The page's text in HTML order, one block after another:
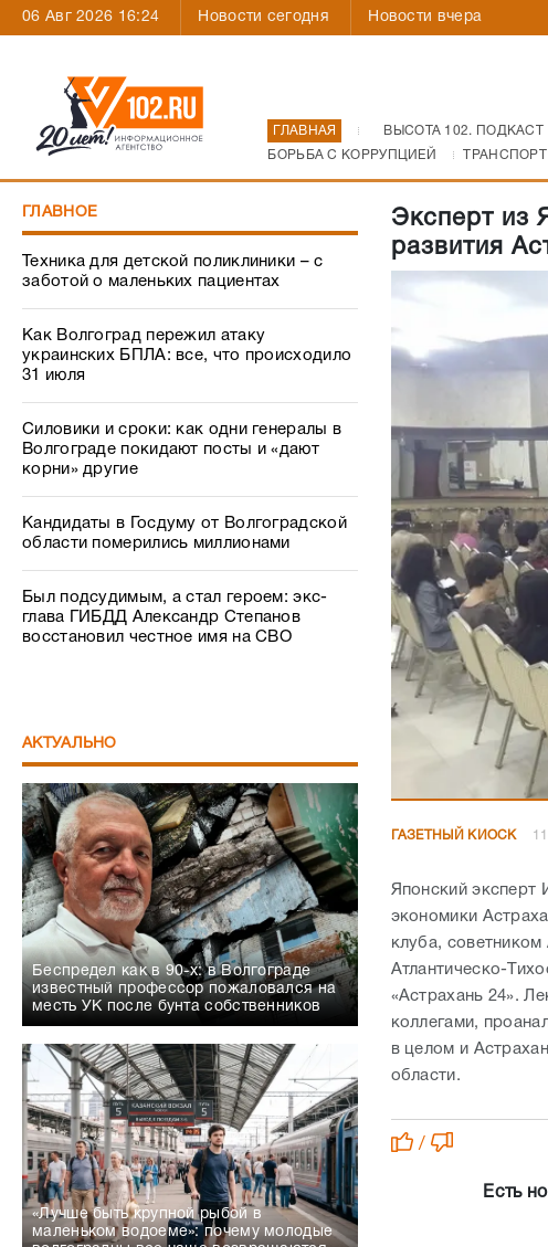
06 Авг 2026 16:24 Новости сегодня Новости вчера
ГЛАВНАЯ ВЫСОТА 102. ПОДКАСТ
БОРЬБА С КОРРУПЦИЕЙ
ТРАНСПОРТ
ГЛАВНОЕ
Техника для детской поликлиники – с
заботой о маленьких пациентах
Как Волгоград пережил атаку
украинских БПЛА: все, что происходило
31 июля
Силовики и сроки: как одни генералы в
Волгограде покидают посты и «дают
корни» другие
Кандидаты в Госдуму от Волгоградской
области померились миллионами
Был подсудимым, а стал героем: экс-
глава ГИБДД Александр Степанов
восстановил честное имя на СВО
АКТУАЛЬНО
Беспредел как в 90-х: в Волгограде
известный профессор пожаловался на
месть УК после бунта собственников
«Лучше быть крупной рыбой в
маленьком водоеме»: почему молодые
Эксперт из
развития
ГАЗЕТНЫЙ КИОСК
Японский эксперт
экономики
клуба,
Атлантическо-
«Астрахань 24».
коллегами,
в целом и
области.
/
Есть